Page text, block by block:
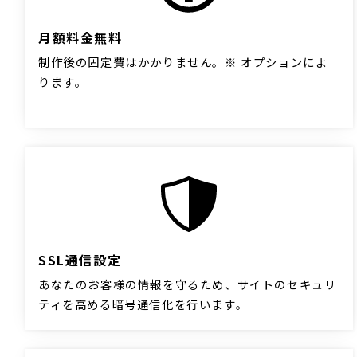
月額料金無料
制作後の固定費はかかりません。※ オプションによ
ります。
SSL通信設定
あなたのお客様の情報を守るため、サイトのセキュリ
ティを高める暗号通信化を行います。